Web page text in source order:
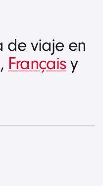
de viaje en
, Françaisy